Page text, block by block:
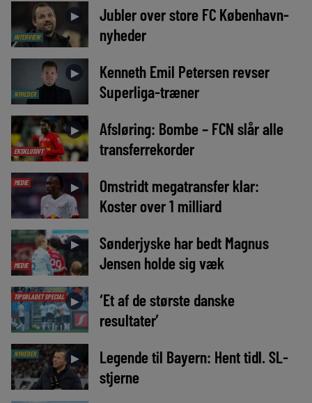
INTERVIEW
►
Jubler over store FC København-
nyheder
NYHEDER
►
Kenneth Emil Petersen revser
Superliga-træner
EKSKLUSIVT
►
Afsløring: Bombe – FCN slår alle
transferrekorder
MEDIE ►
Omstridt megatransfer klar:
Koster over 1 milliard
MEDIE
►
Sønderjyske har bedt Magnus
Jensen holde sig væk
TIPSBLADET SPECIAL ►
‘Et af de største danske
resultater’
NYHEDER ►
Legende til Bayern: Hent tidl. SL-
stjerne